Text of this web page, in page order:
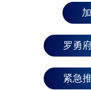
罗勇
紧急